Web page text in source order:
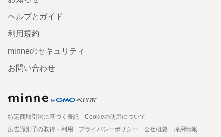
ヘルプとガイド
利用規約
minneのセキュリティ
お問い合わせ
特定商取引法に基づく表記
Cookieの使用について
広告識別子の取得・利用
プライバシーポリシー 会社概要
採用情報